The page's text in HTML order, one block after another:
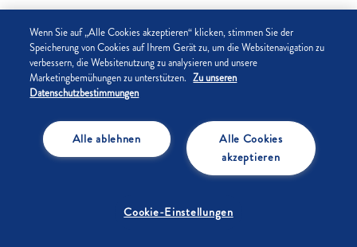
UNTERNEHMEN
DATENSCHUTZ
COOKIE-EINSTELLUNGEN
Wenn Sie auf „Alle Cookies akzeptieren“ klicken, stimmen Sie der
Speicherung von Cookies auf Ihrem Gerät zu, um die Websitenavigation zu
verbessern, die Websitenutzung zu analysieren und unsere
Marketingbemühungen zu unterstützen. Zu unseren
Datenschutzbestimmungen
Alle Cookies
akzeptieren
Alle ablehnen
Cookie-Einstellungen